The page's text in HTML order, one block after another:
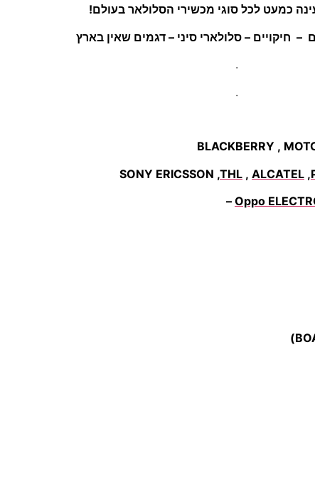
כמעט לכל סוגי מכשירי הסלולאר בעולם!
– חיקויים – סלולארי סיני – דגמים שאין בארץ
.
.
SONY ERICSSON ,THL , ALCATEL ,
Oppo